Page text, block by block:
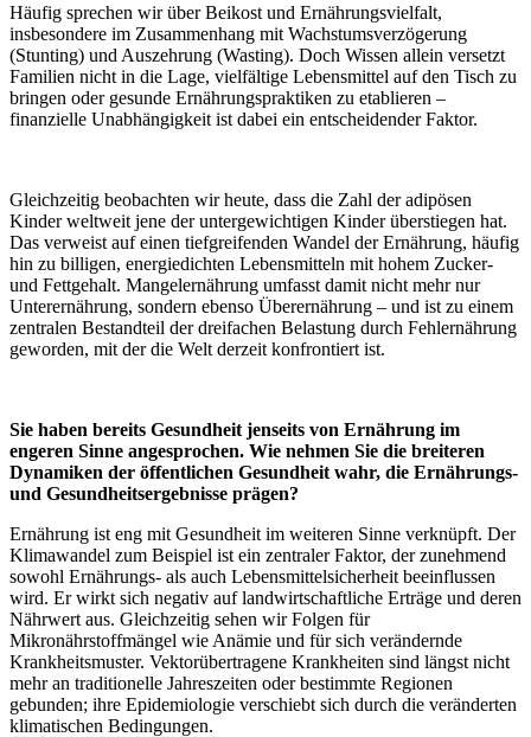
Häufig sprechen wir über Beikost und Ernährungsvielfalt,
insbesondere im Zusammenhang mit Wachstumsverzögerung
(Stunting) und Auszehrung (Wasting). Doch Wissen allein versetzt
Familien nicht in die Lage, vielfältige Lebensmittel auf den Tisch zu
bringen oder gesunde Ernährungspraktiken zu etablieren –
finanzielle Unabhängigkeit ist dabei ein entscheidender Faktor.
Gleichzeitig beobachten wir heute, dass die Zahl der adipösen
Kinder weltweit jene der untergewichtigen Kinder überstiegen hat.
Das verweist auf einen tiefgreifenden Wandel der Ernährung, häufig
hin zu billigen, energiedichten Lebensmitteln mit hohem Zucker-
und Fettgehalt. Mangelernährung umfasst damit nicht mehr nur
Unterernährung, sondern ebenso Überernährung – und ist zu einem
zentralen Bestandteil der dreifachen Belastung durch Fehlernährung
geworden, mit der die Welt derzeit konfrontiert ist.
Sie haben bereits Gesundheit jenseits von Ernährung im
engeren Sinne angesprochen. Wie nehmen Sie die breiteren
Dynamiken der öffentlichen Gesundheit wahr, die Ernährungs-
und Gesundheitsergebnisse prägen?
Ernährung ist eng mit Gesundheit im weiteren Sinne verknüpft. Der
Klimawandel zum Beispiel ist ein zentraler Faktor, der zunehmend
sowohl Ernährungs- als auch Lebensmittelsicherheit beeinflussen
wird. Er wirkt sich negativ auf landwirtschaftliche Erträge und deren
Nährwert aus. Gleichzeitig sehen wir Folgen für
Mikronährstoffmängel wie Anämie und für sich verändernde
Krankheitsmuster. Vektorübertragene Krankheiten sind längst nicht
mehr an traditionelle Jahreszeiten oder bestimmte Regionen
gebunden; ihre Epidemiologie verschiebt sich durch die veränderten
klimatischen Bedingungen.